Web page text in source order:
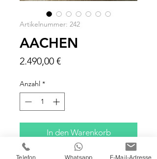
Artikelnummer: 242
AACHEN
2.490,00 €Preis
Anzahl *
In den Warenkorb
Telefon Whatsapp E-Mail-Adresse